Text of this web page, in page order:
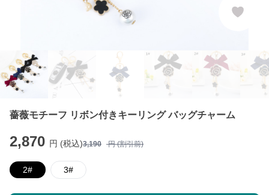
薔薇モチーフ リボン付きキーリング バッグチャーム
2,870 円 (税込)3,190 円 (割引前)
2# 3#